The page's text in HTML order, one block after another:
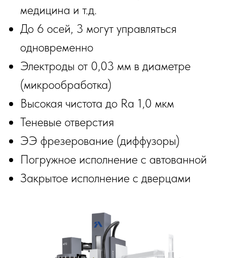
медицина и т.д.
До 6 осей, 3 могут управляться
одновременно
Электроды от 0,03 мм в диаметре
(микрообработка)
Высокая чистота до Ra 1,0 мкм
Теневые отверстия
ЭЭ фрезерование (диффузоры)
Погружное исполнение с автованной
Закрытое исполнение с дверцами